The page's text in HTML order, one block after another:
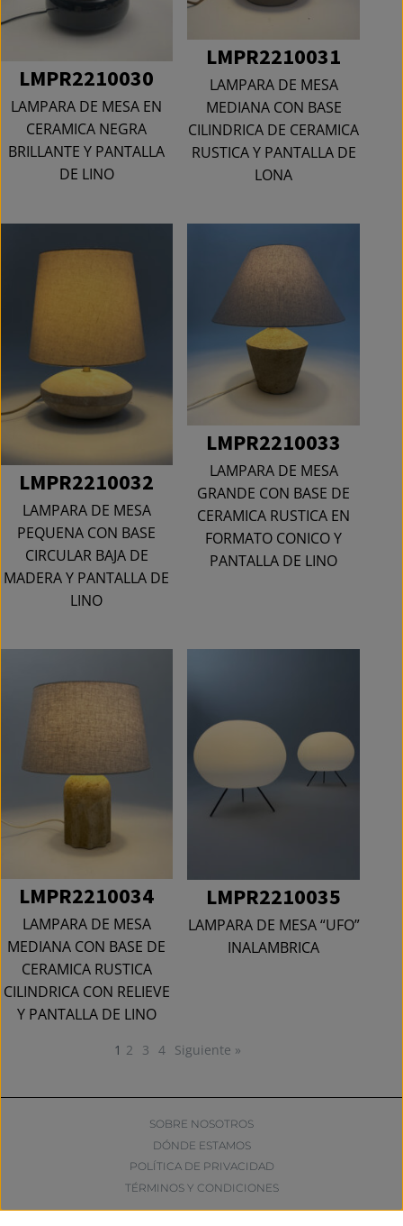
LMPR2210030
LAMPARA DE MESA EN
CERAMICA NEGRA
BRILLANTE Y PANTALLA
DE LINO
LMPR2210031
LAMPARA DE MESA
MEDIANA CON BASE
CILINDRICA DE CERAMICA
RUSTICA Y PANTALLA DE
LONA
LMPR2210032
LAMPARA DE MESA
PEQUENA CON BASE
CIRCULAR BAJA DE
MADERA Y PANTALLA DE
LINO
LMPR2210033
LAMPARA DE MESA
GRANDE CON BASE DE
CERAMICA RUSTICA EN
FORMATO CONICO Y
PANTALLA DE LINO
LMPR2210034
LAMPARA DE MESA
MEDIANA CON BASE DE
CERAMICA RUSTICA
CILINDRICA CON RELIEVE
Y PANTALLA DE LINO
LMPR2210035
LAMPARA DE MESA “UFO”
INALAMBRICA
1 2 3 4 Siguiente »
SOBRE NOSOTROS
DÓNDE ESTAMOS
POLÍTICA DE PRIVACIDAD
TÉRMINOS Y CONDICIONES